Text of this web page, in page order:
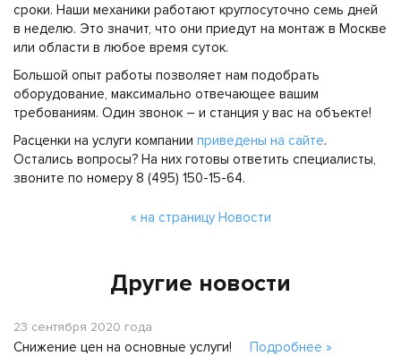
сроки. Наши механики работают круглосуточно семь дней
в неделю. Это значит, что они приедут на монтаж в Москве
или области в любое время суток.
Большой опыт работы позволяет нам подобрать
оборудование, максимально отвечающее вашим
требованиям. Один звонок – и станция у вас на объекте!
Расценки на услуги компании приведены на сайте.
Остались вопросы? На них готовы ответить специалисты,
звоните по номеру 8 (495) 150-15-64.
« на страницу Новости
Другие новости
23 сентября 2020 года
Снижение цен на основные услуги! Подробнее »